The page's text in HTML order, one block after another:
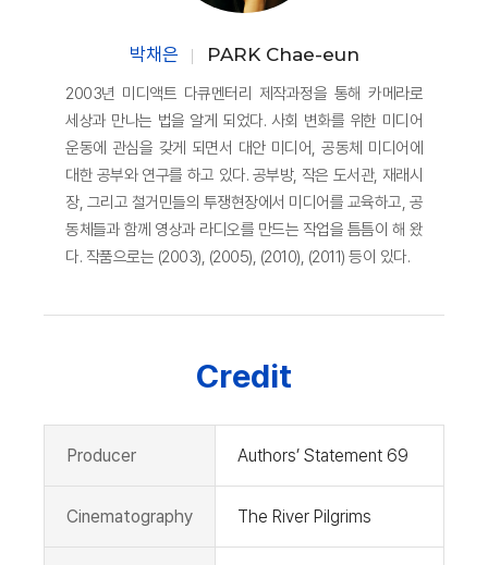
박채은 PARK Chae-eun
2003년 미디액트 다큐멘터리 제작과정을 통해 카메라로
세상과 만나는 법을 알게 되었다. 사회 변화를 위한 미디어
운동에 관심을 갖게 되면서 대안 미디어, 공동체 미디어에
대한 공부와 연구를 하고 있다. 공부방, 작은 도서관, 재래시
장, 그리고 철거민들의 투쟁현장에서 미디어를 교육하고, 공
동체들과 함께 영상과 라디오를 만드는 작업을 틈틈이 해 왔
다. 작품으로는 (2003), (2005), (2010), (2011) 등이 있다.
Credit
Producer Authors’ Statement 69
Cinematography The River Pilgrims